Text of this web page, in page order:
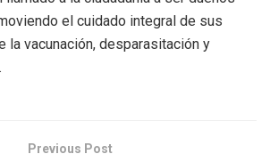
el cuidado integral de sus
la vacunación, desparasitación y
Previous Post